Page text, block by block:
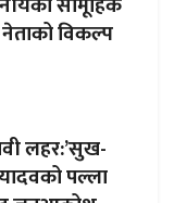
नेताको विकल्प
लहर:’सुख-
पल्ला